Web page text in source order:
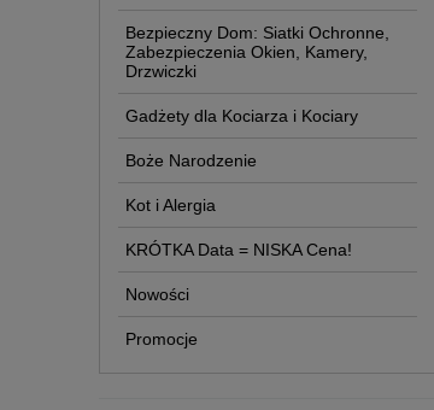
Bezpieczny Dom: Siatki Ochronne,
Zabezpieczenia Okien, Kamery,
Drzwiczki
Gadżety dla Kociarza i Kociary
Boże Narodzenie
Kot i Alergia
KRÓTKA Data = NISKA Cena!
Nowości
Promocje